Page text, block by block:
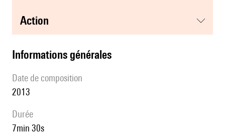
action
informations générales
date de composition
2013
durée
7min 30s